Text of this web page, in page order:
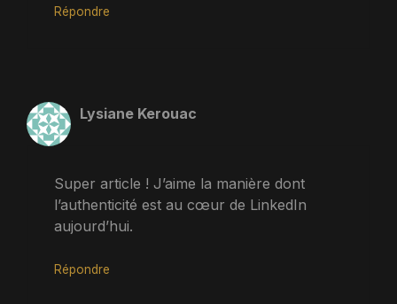
Répondre
Lysiane Kerouac
Super article ! J’aime la manière dont
l’authenticité est au cœur de LinkedIn
aujourd’hui.
Répondre